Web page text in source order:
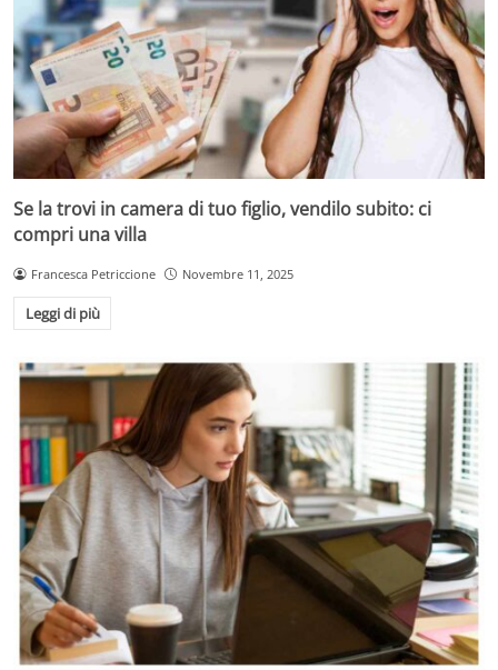
Se la trovi in camera di tuo figlio, vendilo subito: ci
compri una villa
Francesca Petriccione Novembre 11, 2025
Leggi di più